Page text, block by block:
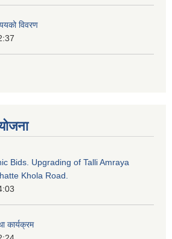
विवरण
Bids. Upgrading of Talli Amraya
Khola Road.
कार्यक्रम